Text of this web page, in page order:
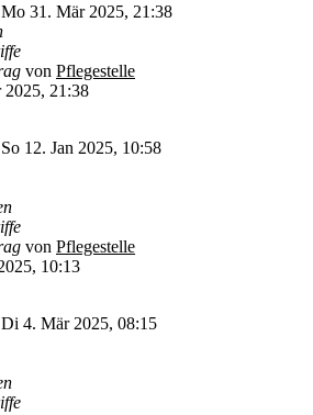
Mo 31. Mär 2025, 21:38
von Pflegestelle
21:38
So 12. Jan 2025, 10:58
von Pflegestelle
10:13
Di 4. Mär 2025, 08:15